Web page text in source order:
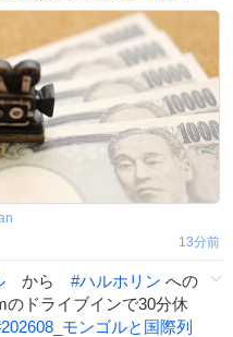
13分前
から #ハルホリン への
ドライブインで30分休
202608_モンゴルと国際列